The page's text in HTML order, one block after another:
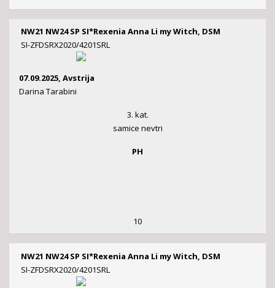
NW21 NW24 SP SI*Rexenia Anna Li my Witch, DSM
SI-ZFDSRX2020/4201SRL
07.09.2025, Avstrija
Darina Tarabini
3. kat.
samice nevtri
PH
10
NW21 NW24 SP SI*Rexenia Anna Li my Witch, DSM
SI-ZFDSRX2020/4201SRL